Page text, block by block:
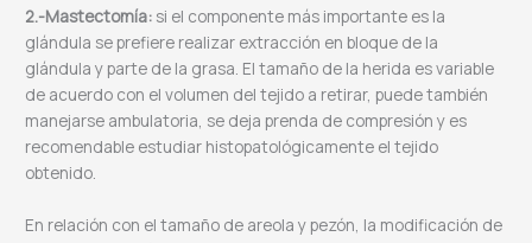
2.-Mastectomía: si el componente más importante es la
glándula se prefiere realizar extracción en bloque de la
glándula y parte de la grasa. El tamaño de la herida es variable
de acuerdo con el volumen del tejido a retirar, puede también
manejarse ambulatoria, se deja prenda de compresión y es
recomendable estudiar histopatológicamente el tejido
obtenido.
En relación con el tamaño de areola y pezón, la modificación de